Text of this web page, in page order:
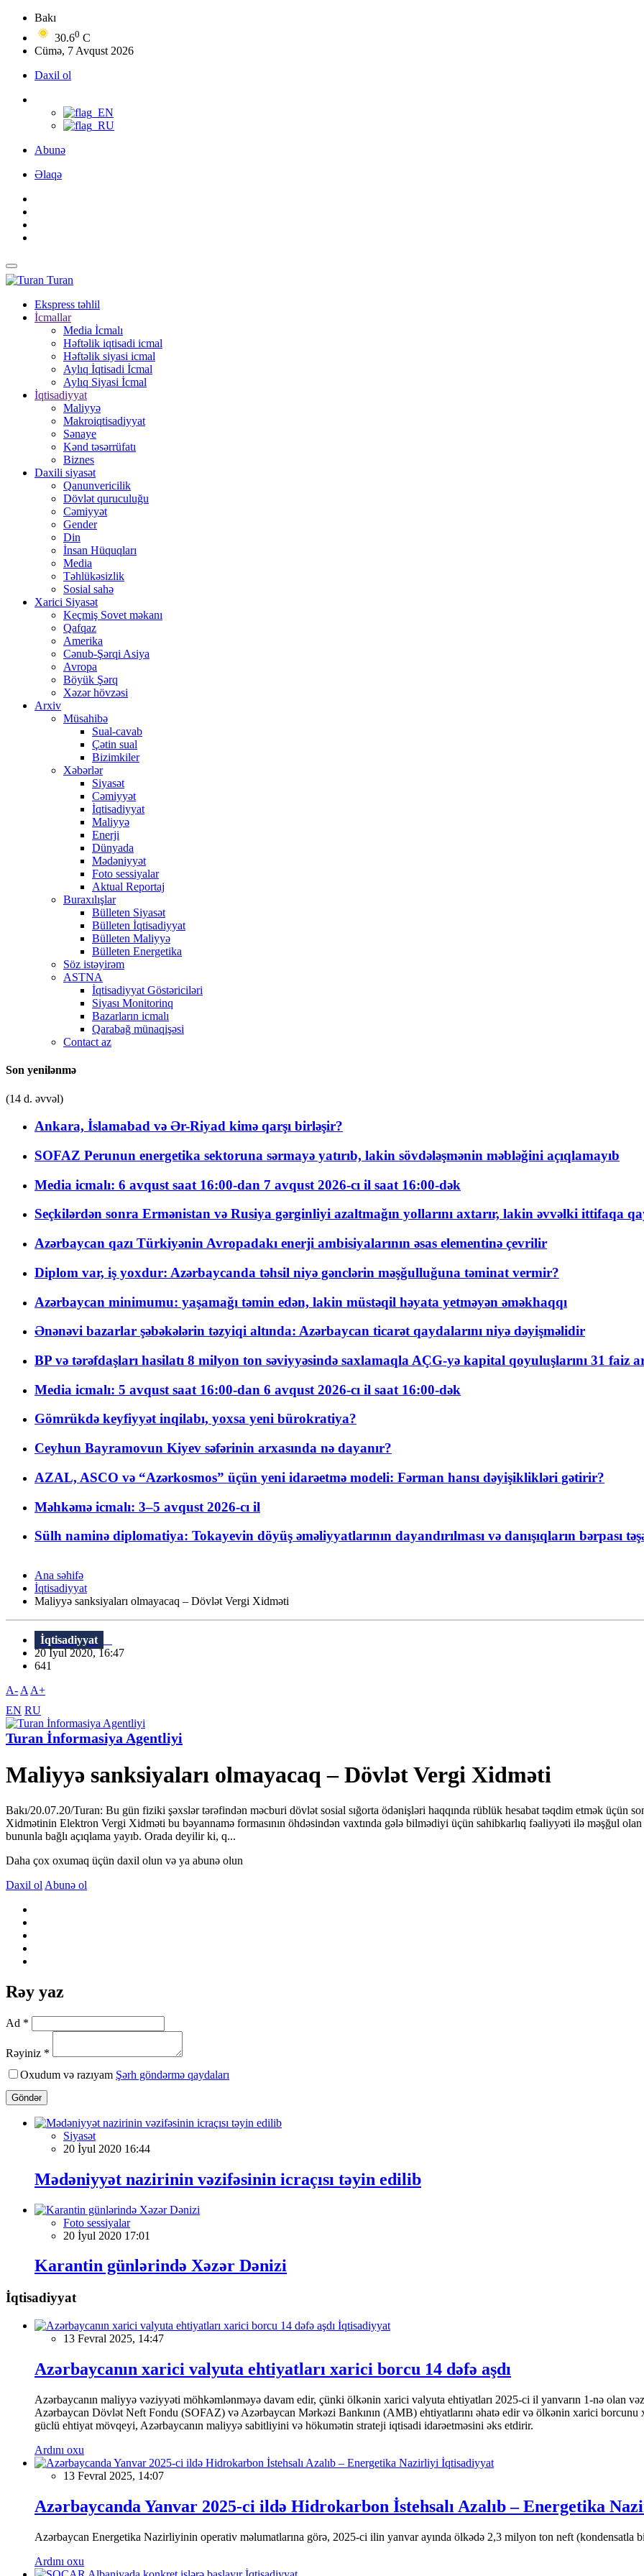
Bakı
30.60 C
Cümə, 7 Avqust 2026
Daxil ol
Abunə
Əlaqə
Turan
Ekspress təhlil
İcmallar
Media İcmalı
Həftəlik iqtisadi icmal
Həftəlik siyasi icmal
Aylıq İqtisadi İcmal
Aylıq Siyasi İcmal
İqtisadiyyat
Maliyyə
Makroiqtisadiyyat
Sənaye
Kənd təsərrüfatı
Biznes
Daxili siyasət
Qanunvericilik
Dövlət quruculuğu
Cəmiyyət
Gender
Din
İnsan Hüquqları
Media
Təhlükəsizlik
Sosial sahə
Xarici Siyasət
Keçmiş Sovet məkanı
Qafqaz
Amerika
Cənub-Şərqi Asiya
Avropa
Böyük Şərq
Xəzər hövzəsi
Arxiv
Müsahibə
Sual-cavab
Çətin sual
Bizimkiler
Xəbərlər
Siyasət
Cəmiyyət
İqtisadiyyat
Maliyyə
Enerji
Dünyada
Mədəniyyət
Foto sessiyalar
Aktual Reportaj
Buraxılışlar
Bülleten Siyasət
Bülleten İqtisadiyyat
Bülleten Maliyyə
Bülleten Energetika
Söz istəyirəm
ASTNA
İqtisadiyyat Göstəriciləri
Siyası Monitorinq
Bazarların icmalı
Qarabağ münaqişəsi
Contact az
Son yenilənmə
(14 d. əvvəl)
Ankara, İslamabad və Ər-Riyad kimə qarşı birləşir?
SOFAZ Perunun energetika sektoruna sərmayə yatırıb, lakin sövdələşmənin məbləğini açıqlamayıb
Media icmalı: 6 avqust saat 16:00-dan 7 avqust 2026-cı il saat 16:00-dək
Seçkilərdən sonra Ermənistan və Rusiya gərginliyi azaltmağın yollarını axtarır, lakin əvvəlki ittifaqa
Azərbaycan qazı Türkiyənin Avropadakı enerji ambisiyalarının əsas elementinə çevrilir
Diplom var, iş yoxdur: Azərbaycanda təhsil niyə gənclərin məşğulluğuna təminat vermir?
Azərbaycan minimumu: yaşamağı təmin edən, lakin müstəqil həyata yetməyən əməkhaqqı
Ənənəvi bazarlar şəbəkələrin təzyiqi altında: Azərbaycan ticarət qaydalarını niyə dəyişməlidir
BP və tərəfdaşları hasilatı 8 milyon ton səviyyəsində saxlamaqla AÇG-yə kapital qoyuluşlarını 31 faiz
Media icmalı: 5 avqust saat 16:00-dan 6 avqust 2026-cı il saat 16:00-dək
Gömrükdə keyfiyyət inqilabı, yoxsa yeni bürokratiya?
Ceyhun Bayramovun Kiyev səfərinin arxasında nə dayanır?
AZAL, ASCO və “Azərkosmos” üçün yeni idarəetmə modeli: Fərman hansı dəyişiklikləri gətirir?
Məhkəmə icmalı: 3–5 avqust 2026-cı il
Sülh naminə diplomatiya: Tokayevin döyüş əməliyyatlarının dayandırılması və danışıqların bərpası
Ana səhifə
İqtisadiyyat
Maliyyə sanksiyaları olmayacaq – Dövlət Vergi Xidməti
İqtisadiyyat
20 İyul 2020, 16:47
641
A- A A+
EN RU
Turan İnformasiya Agentliyi
Maliyyə sanksiyaları olmayacaq – Dövlət Vergi Xidməti
Bakı/20.07.20/Turan: Bu gün fiziki şəxslər tərəfindən məcburi dövlət sosial sığorta ödənişləri haqqında rüblük hesabat təqdim etmək üçün
Xidmətinin Elektron Vergi Xidməti bu bəyannamə formasının öhdəsindən vaxtında gələ bilmədiyi üçün sahibkarlıq fəaliyyəti ilə məşğul
bununla bağlı açıqlama yayıb. Orada deyilir ki, q...
Daha çox oxumaq üçün daxil olun və ya abunə olun
Daxil ol Abunə ol
Rəy yaz
Ad *
Rəyiniz *
Oxudum və razıyam Şərh göndərmə qaydaları
Göndər
Siyasət
20 İyul 2020 16:44
Mədəniyyət nazirinin vəzifəsinin icraçısı təyin edilib
Foto sessiyalar
20 İyul 2020 17:01
Karantin günlərində Xəzər Dənizi
İqtisadiyyat
İqtisadiyyat
13 Fevral 2025, 14:47
Azərbaycanın xarici valyuta ehtiyatları xarici borcu 14 dəfə aşdı
Azərbaycanın maliyyə vəziyyəti möhkəmlənməyə davam edir, çünki ölkənin xarici valyuta ehtiyatları 2025-ci il yanvarın 1-nə olan
Azərbaycan Dövlət Neft Fondu (SOFAZ) və Azərbaycan Mərkəzi Bankının (AMB) ehtiyatlarını əhatə edir və ölkənin xarici
güclü ehtiyat mövqeyi, Azərbaycanın maliyyə sabitliyini və hökumətin strateji iqtisadi idarəetməsini əks etdirir.
Ardını oxu
İqtisadiyyat
13 Fevral 2025, 14:07
Azərbaycanda Yanvar 2025-ci ildə Hidrokarbon İstehsalı Azalıb – Energetika
Azərbaycan Energetika Nazirliyinin operativ məlumatlarına görə, 2025-ci ilin yanvar ayında ölkədə 2,3 milyon ton neft (kondensatla
Ardını oxu